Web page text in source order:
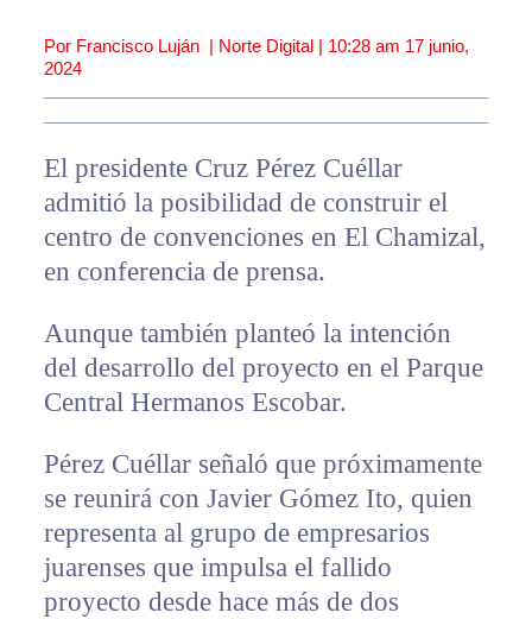
Por Francisco Luján | Norte Digital | 10:28 am 17 junio,
2024
El presidente Cruz Pérez Cuéllar
admitió la posibilidad de construir el
centro de convenciones en El Chamizal,
en conferencia de prensa.
Aunque también planteó la intención
del desarrollo del proyecto en el Parque
Central Hermanos Escobar.
Pérez Cuéllar señaló que próximamente
se reunirá con Javier Gómez Ito, quien
representa al grupo de empresarios
juarenses que impulsa el fallido
proyecto desde hace más de dos